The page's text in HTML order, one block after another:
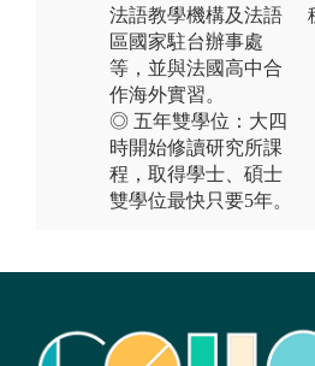
法語教學機構及法語
區國家駐台辦事處
等，並與法國高中合
作海外實習。
◎ 五年雙學位：大四
時開始修讀研究所課
程，取得學⼠、碩⼠
雙學位最快只要5年。